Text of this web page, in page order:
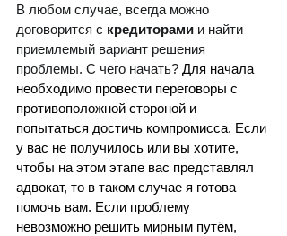
В любом случае, всегда можно
договорится с кредиторами и найти
приемлемый вариант решения
проблемы. С чего начать? Для начала
необходимо провести переговоры с
противоположной стороной и
попытаться достичь компромисса. Если
у вас не получилось или вы хотите,
чтобы на этом этапе вас представлял
адвокат, то в таком случае я готова
помочь вам. Если проблему
невозможно решить мирным путём,